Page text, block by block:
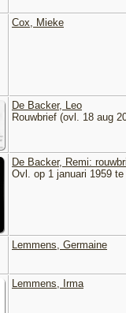
Cox, Mieke
De Backer, Leo
Rouwbrief (ovl. 18 aug
De Backer, Remi:
Ovl. op 1 januari 1959 te
Lemmens, Germaine
Lemmens, Irma